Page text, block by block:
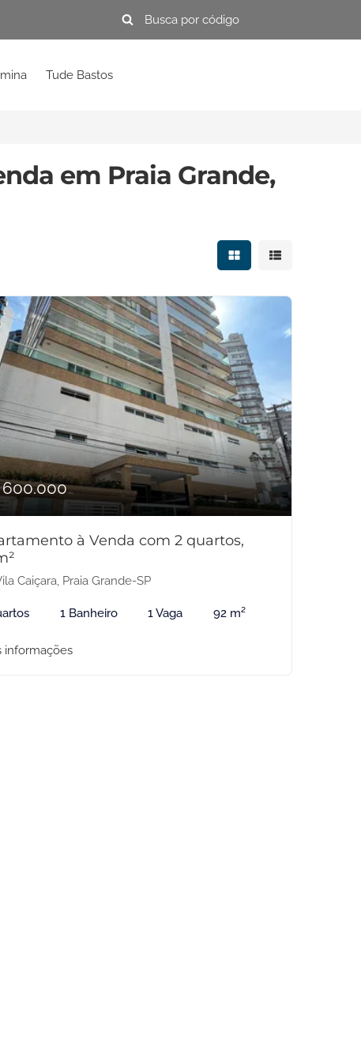
Tude Bastos
em Praia Grande,
Mostrar resultados
Mostrar
600.000
à Venda com 2 quartos,
Caiçara, Praia Grande-SP
1 Banheiro 1 Vaga 92 m²
informações